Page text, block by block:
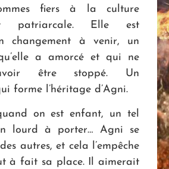
fiers à la culture
patriarcale. Elle est
changement à venir, un
a amorcé et qui ne
être stoppé. Un
forme l’héritage d’Agni.
on est enfant, un tel
lourd à porter… Agni se
autres, et cela l’empêche
à fait sa place. Il aimerait